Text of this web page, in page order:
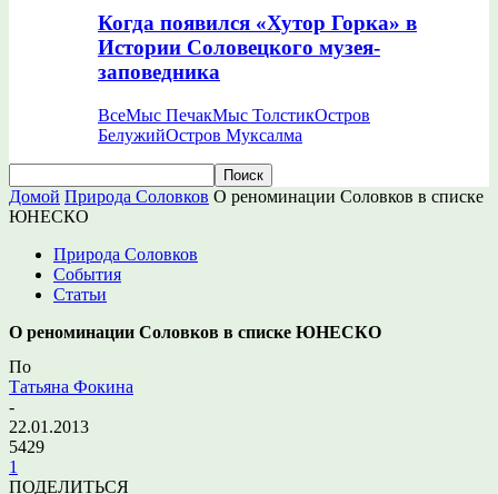
Когда появился «Хутор Горка» в
Истории Соловецкого музея-
заповедника
ВсеМыс ПечакМыс ТолстикОстров
БелужийОстров Муксалма
Домой Природа Соловков О реноминации Соловков в списке
ЮНЕСКО
Природа Соловков
События
Статьи
О реноминации Соловков в списке ЮНЕСКО
По
Татьяна Фокина
-
22.01.2013
5429
1
ПОДЕЛИТЬСЯ